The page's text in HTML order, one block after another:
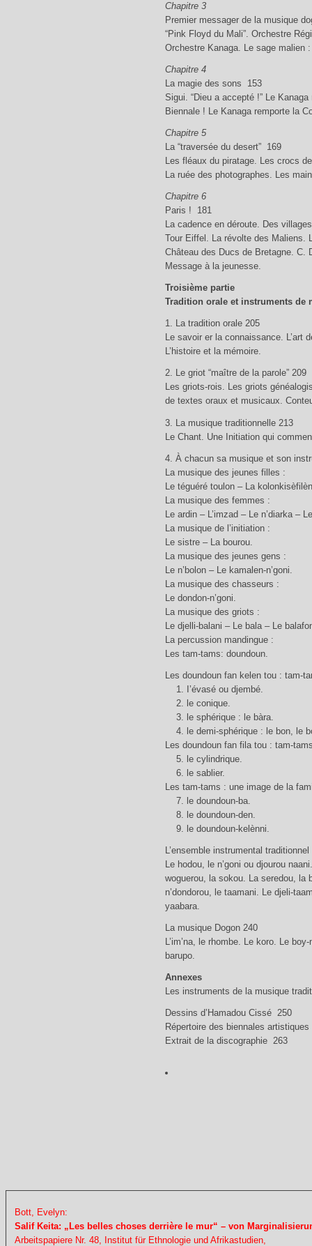
Chapitre 3
Premier messager de la musique
“Pink Floyd du Mali”. Orchestre
Orchestre Kanaga. Le sage malien
Chapitre 4
La magie des sons 153
Sigui. “Dieu a accepté !” Le
Biennale ! Le Kanaga remporte la
Chapitre 5
La “traversée du desert” 169
Les fléaux du piratage. Les crocs
La ruée des photographes. Les
Chapitre 6
Paris ! 181
La cadence en déroute. Des
Tour Eiffel. La révolte des Maliens.
Château des Ducs de Bretagne. C.
Message à la jeunesse.
Troisième partie
Tradition orale et instruments de
1. La tradition orale 205
Le savoir er la connaissance. L’art
L’histoire et la mémoire.
2. Le griot “maître de la parole” 209
Les griots-rois. Les griots
de textes oraux et musicaux.
3. La musique traditionnelle 213
Le Chant. Une Initiation qui
4. À chacun sa musique et son
La musique des jeunes filles :
Le téguéré toulon – La
La musique des femmes :
Le ardin – L’imzad – Le n’diarka –
La musique de l’initiation :
Le sistre – La bourou.
La musique des jeunes gens :
Le n’bolon – Le kamalen-n’goni.
La musique des chasseurs :
Le dondon-n’goni.
La musique des griots :
Le djelli-balani – Le bala – Le
La percussion mandingue :
Les tam-tams: doundoun.
Les doundoun fan kelen tou : tam-
1. I’évasé ou djembé.
2. le conique.
3. le sphérique : le bàra.
4. le demi-sphérique : le bon, le
Les doundoun fan fila tou : tam-
5. le cylindrique.
6. le sablier.
Les tam-tams : une image de la
7. le doundoun-ba.
8. le doundoun-den.
9. le doundoun-kelènni.
L’ensemble instrumental
Le hodou, le n’goni ou djourou
woguerou, la sokou. La seredou, la
n’dondorou, le taamani. Le djeli-
yaabara.
La musique Dogon 240
L’im’na, le rhombe. Le koro. Le
barupo.
Annexes
Les instruments de la musique
Dessins d’Hamadou Cissé 250
Répertoire des biennales
Extrait de la discographie 263
Bott, Evelyn:
Salif Keita: „Les belles choses derrière le mur“ – von
Arbeitspapiere Nr. 48, Institut für Ethnologie und Afrikastudien,